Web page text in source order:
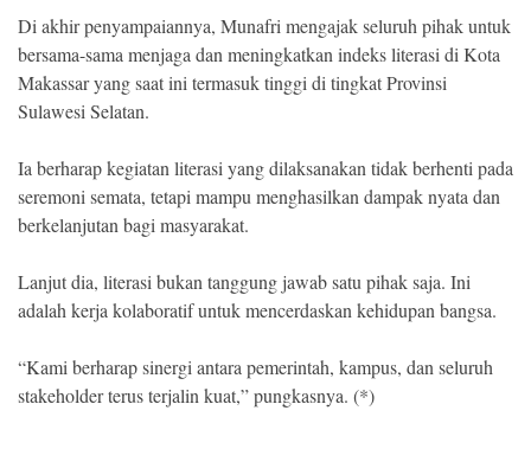
Di akhir penyampaiannya, Munafri mengajak seluruh pihak untuk
bersama-sama menjaga dan meningkatkan indeks literasi di Kota
Makassar yang saat ini termasuk tinggi di tingkat Provinsi
Sulawesi Selatan.
Ia berharap kegiatan literasi yang dilaksanakan tidak berhenti pada
seremoni semata, tetapi mampu menghasilkan dampak nyata dan
berkelanjutan bagi masyarakat.
Lanjut dia, literasi bukan tanggung jawab satu pihak saja. Ini
adalah kerja kolaboratif untuk mencerdaskan kehidupan bangsa.
“Kami berharap sinergi antara pemerintah, kampus, dan seluruh
stakeholder terus terjalin kuat,” pungkasnya. (*)